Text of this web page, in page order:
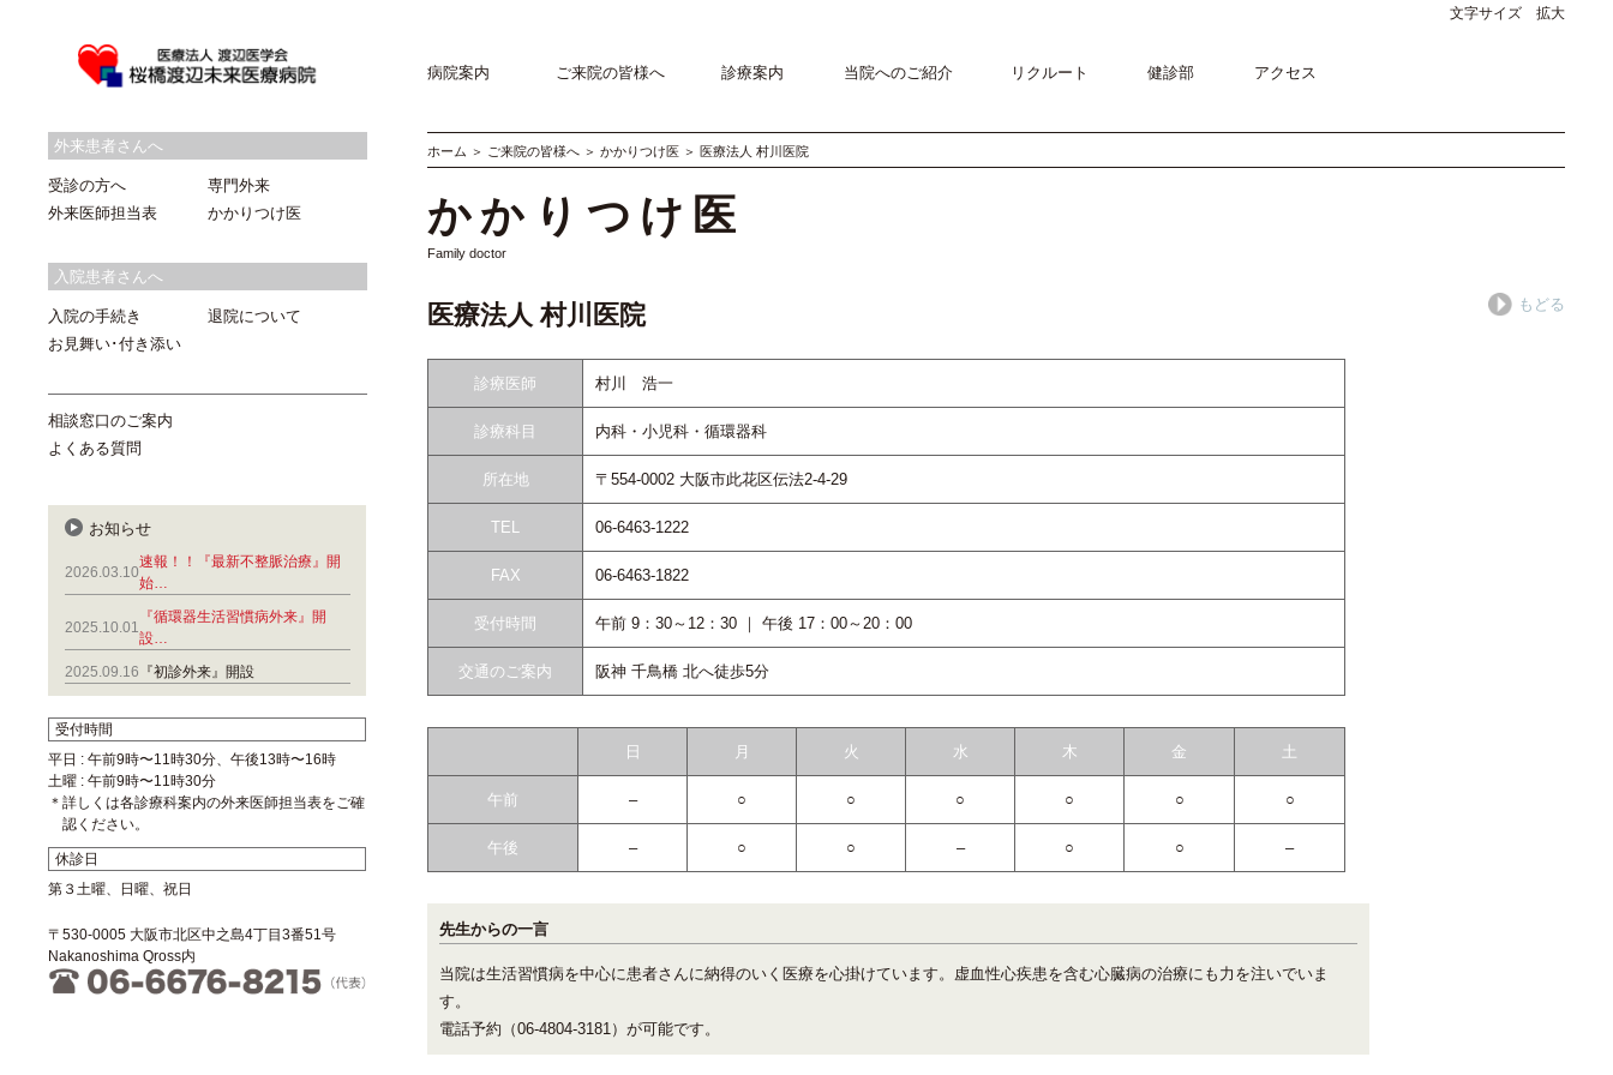
病院案内 ご来院の皆様へ 診療案内 当院へのご紹介 リクルート 健診部 アクセス
文字サイズ 拡大
ホーム ＞ ご来院の皆様へ ＞かかりつけ医 ＞医療法人 村川医院
かかりつけ医
Family doctor
もどる
医療法人 村川医院
診療医師 村川 浩一
診療科目 内科・小児科・循環器科
所在地 〒554-0002 大阪市此花区伝法2-4-29
TEL 06-6463-1222
FAX 06-6463-1822
受付時間 午前 9：30～12：30 ｜ 午後 17：00～20：00
交通のご案内 阪神 千鳥橋 北へ徒歩5分
日 月 火 水 木 金 土
午前 – ○ ○ ○ ○ ○ ○
午後 – ○ ○ – ○ ○ –
先生からの一言
当院は生活習慣病を中心に患者さんに納得のいく医療を心掛けています。虚血性心疾患を含む心臓病の治療にも力を注いでいま
す。
電話予約（06-4804-3181）が可能です。
外来患者さんへ
受診の方へ
外来医師担当表
専門外来
かかりつけ医
入院患者さんへ
入院の手続き
お見舞い･付き添い
退院について
相談窓口のご案内
よくある質問
お知らせ
2026.03.10
速報！！『最新不整脈治療』開
始…
2025.10.01
『循環器生活習慣病外来』開
設…
2025.09.16 『初診外来』開設
受付時間
平日 : 午前9時〜11時30分、午後13時〜16時
土曜 : 午前9時〜11時30分
＊詳しくは各診療科案内の外来医師担当表をご確
認ください。
休診日
第３土曜、日曜、祝日
〒530-0005 大阪市北区中之島4丁目3番51号
Nakanoshima Qross内